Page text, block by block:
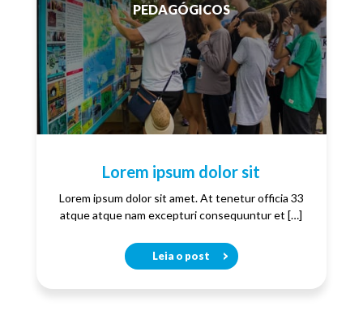
PEDAGÓGICOS
Lorem ipsum dolor sit
Lorem ipsum dolor sit amet. At tenetur officia 33
atque atque nam excepturi consequuntur et […]
Leia o post